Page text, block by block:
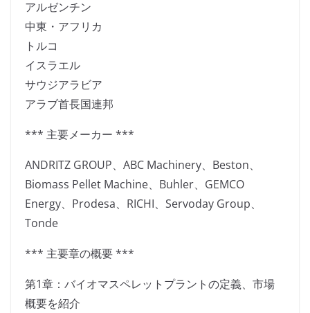
アルゼンチン
中東・アフリカ
トルコ
イスラエル
サウジアラビア
アラブ首長国連邦
*** 主要メーカー ***
ANDRITZ GROUP、ABC Machinery、Beston、
Biomass Pellet Machine、Buhler、GEMCO
Energy、Prodesa、RICHI、Servoday Group、
Tonde
*** 主要章の概要 ***
第1章：バイオマスペレットプラントの定義、市場
概要を紹介